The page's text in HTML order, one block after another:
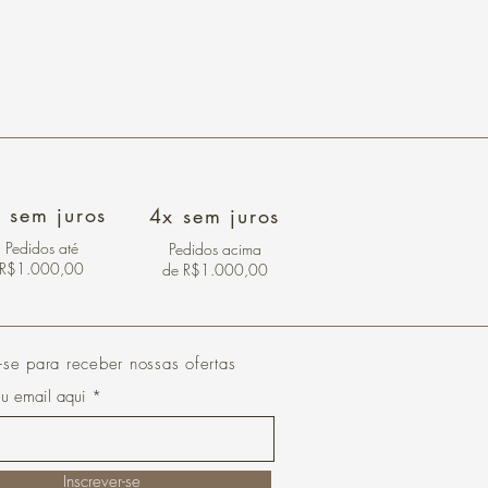
sem juros
Pedidos até
R$1.000,00
4x sem juros
Pedidos acima
de R$1.000,00
para receber nossas ofertas
email aqui
Inscrever-se